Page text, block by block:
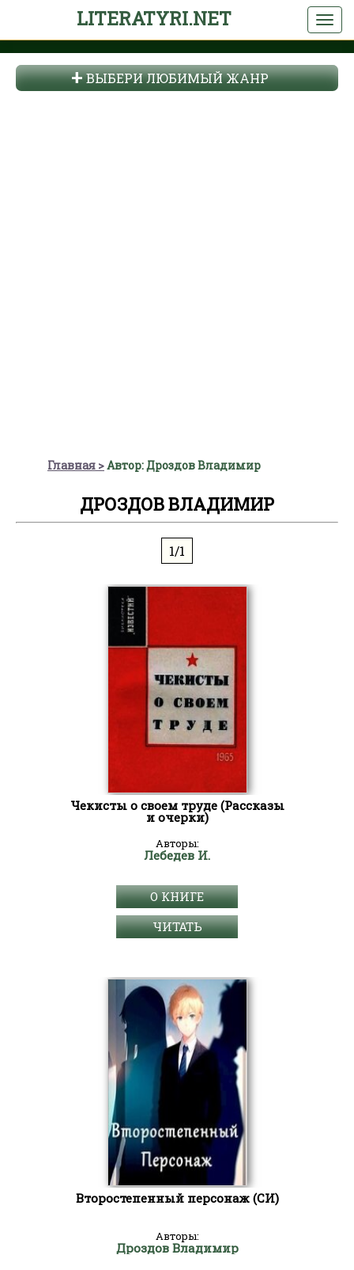
LITERATYRI.NET
ВЫБЕРИ ЛЮБИМЫЙ ЖАНР
Главная Автор: Дроздов Владимир
ДРОЗДОВ ВЛАДИМИР
1/1
Чекисты о своем труде (Рассказы
и очерки)
Авторы:
Лебедев И.
О КНИГЕ
ЧИТАТЬ
Второстепенный персонаж (СИ)
Авторы:
Дроздов Владимир